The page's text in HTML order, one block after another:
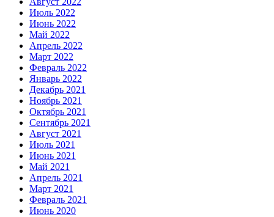
Июль 2022
Июнь 2022
Май 2022
Апрель 2022
Март 2022
Февраль 2022
Январь 2022
Декабрь 2021
Ноябрь 2021
Октябрь 2021
Сентябрь 2021
Август 2021
Июль 2021
Июнь 2021
Май 2021
Апрель 2021
Март 2021
Февраль 2021
Июнь 2020